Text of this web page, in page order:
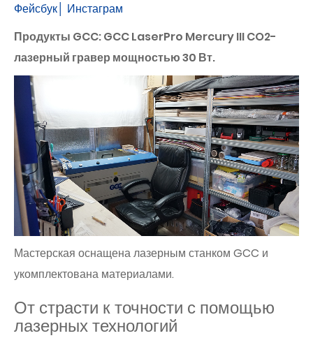
Фейсбук│ Инстаграм
Продукты GCC: GCC LaserPro Mercury III CO2-
лазерный гравер мощностью 30 Вт.
Мастерская оснащена лазерным станком GCC и
укомплектована материалами.
От страсти к точности с помощью
лазерных технологий